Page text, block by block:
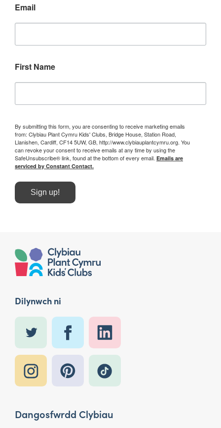
Email
First Name
By submitting this form, you are consenting to receive marketing emails
from: Clybiau Plant Cymru Kids' Clubs, Bridge House, Station Road,
Llanishen, Cardiff, CF14 5UW, GB, http://www.clybiauplantcymru.org. You
can revoke your consent to receive emails at any time by using the
SafeUnsubscribe® link, found at the bottom of every email. Emails are
serviced by Constant Contact.
Sign up!
Dilynwch ni
Dangosfwrdd Clybiau